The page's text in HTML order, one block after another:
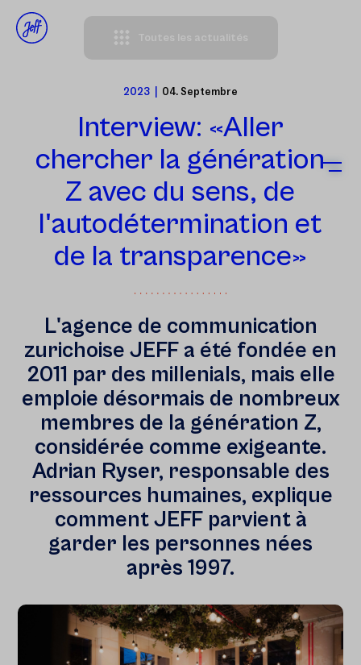
2023 04. Septembre
Interview: «Aller
chercher la génération
Z avec du sens, de
l'autodétermination et
de la transparence»
L'agence de communication
zurichoise JEFF a été fondée en
2011 par des millenials, mais elle
emploie désormais de nombreux
membres de la génération Z,
considérée comme exigeante.
Adrian Ryser, responsable des
ressources humaines, explique
comment JEFF parvient à
garder les personnes nées
après 1997.